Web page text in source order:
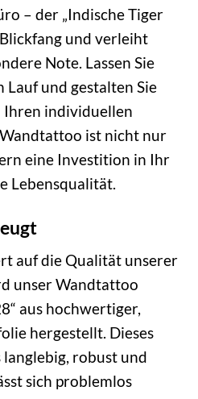
– der „Indische Tiger
und verleiht
Note. Lassen Sie
und gestalten Sie
Ihren individuellen
ist nicht nur
eine Investition in Ihr
Lebensqualität.
auf die Qualität unserer
unser Wandtattoo
aus hochwertiger,
hergestellt. Dieses
robust und
sich problemlos